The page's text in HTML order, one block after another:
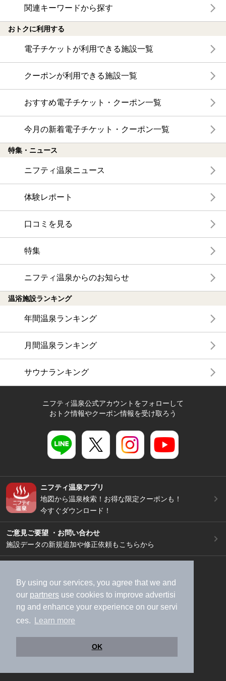
By using our services, you agree that we and
our partners use cookies to improve advertisi
ng and enhance your experience on our servi
ces.
Learn more
OK
関連キーワードから探す
おトクに利用する
電子チケットが利用できる施設一覧
クーポンが利用できる施設一覧
おすすめ電子チケット・クーポン一覧
今月の新着電子チケット・クーポン一覧
特集・ニュース
ニフティ温泉ニュース
体験レポート
口コミを見る
特集
ニフティ温泉からのお知らせ
温浴施設ランキング
年間温泉ランキング
月間温泉ランキング
サウナランキング
ニフティ温泉公式アカウントをフォローして
おトク情報やクーポン情報を受け取ろう
ニフティ温泉アプリ
地図から温泉検索！お得な限定クーポンも！
今すぐダウンロード！
ご意見ご要望 ・お問い合わせ
施設データの新規追加や修正依頼もこちらから
加盟店募集（資料請求）
広告出稿のご案内
利用規約
ライフスタイルMEMBERS+規約
特定商取引法に基づく表記
ヘルプ
採用情報
運営会社